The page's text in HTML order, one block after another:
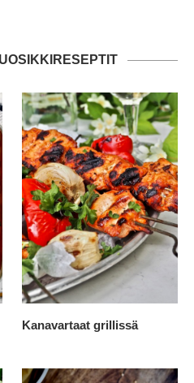
Kanavartaat grillissä